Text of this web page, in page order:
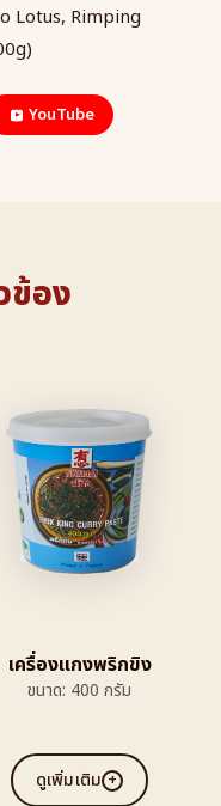
Lotus, Rimping
YouTube
ข้อง
เครื่องแกงพริกขิง
ขนาด: 400 กรัม
ดูเพิ่มเติม